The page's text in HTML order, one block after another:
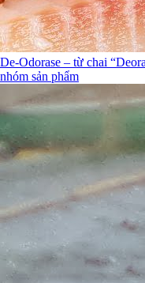
De-Odorase – từ chai
nhóm sản phẩm